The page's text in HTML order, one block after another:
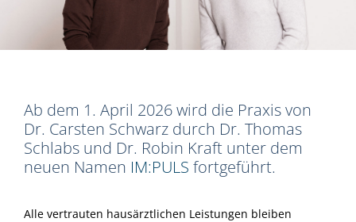
Ab dem 1. April 2026 wird die Praxis von
Dr. Carsten Schwarz durch Dr. Thomas
Schlabs und Dr. Robin Kraft unter dem
neuen Namen IM:PULS fortgeführt.
Alle vertrauten hausärztlichen Leistungen bleiben